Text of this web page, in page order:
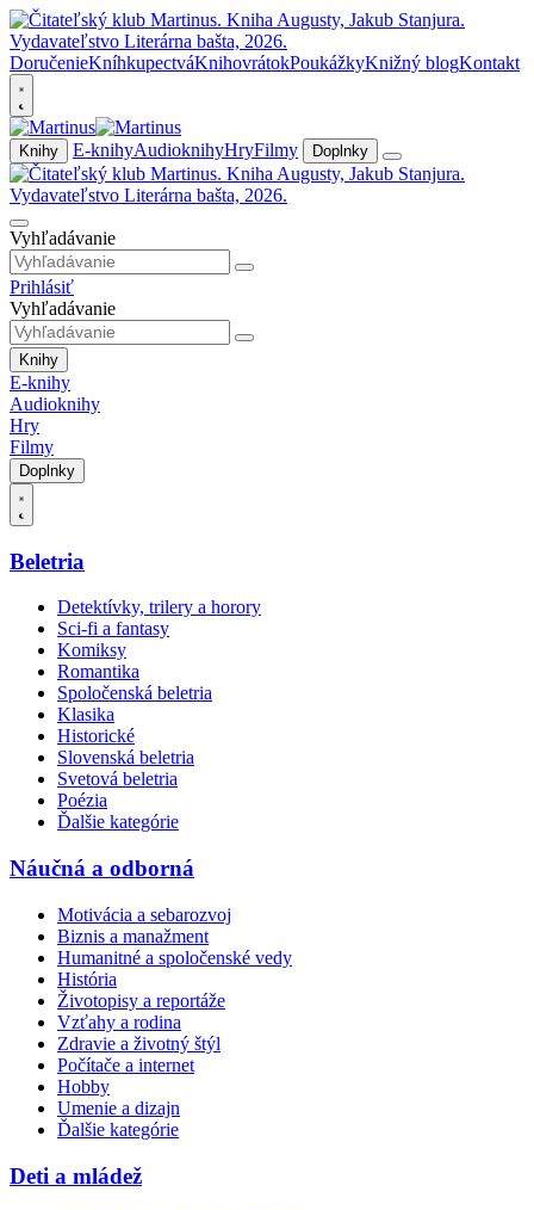
DoručenieKníhkupectváKnihovrátokPoukážkyKnižný blogKontakt
Knihy E-knihyAudioknihyHryFilmy Doplnky
Vyhľadávanie
Prihlásiť
Vyhľadávanie
Knihy
E-knihy
Audioknihy
Hry
Filmy
Doplnky
Beletria
Detektívky, trilery a horory
Sci-fi a fantasy
Komiksy
Romantika
Spoločenská beletria
Klasika
Historické
Slovenská beletria
Svetová beletria
Poézia
Ďalšie kategórie
Náučná a odborná
Motivácia a sebarozvoj
Biznis a manažment
Humanitné a spoločenské vedy
História
Životopisy a reportáže
Vzťahy a rodina
Zdravie a životný štýl
Počítače a internet
Hobby
Umenie a dizajn
Ďalšie kategórie
Deti a mládež